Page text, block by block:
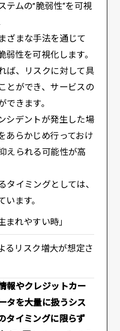
テムの”脆弱性“を可視
ざまな手法を通じて
弱性を可視化します。
ば、リスクに対して具
とができ、サービスの
できます。
シデントが発生した場
あらかじめ行っておけ
えられる可能性が高
タイミングとしては、
ます。
まれやすい時」
るリスク増大が想定さ
報やクレジットカー
タを大量に扱うシス
タイミングに限らず